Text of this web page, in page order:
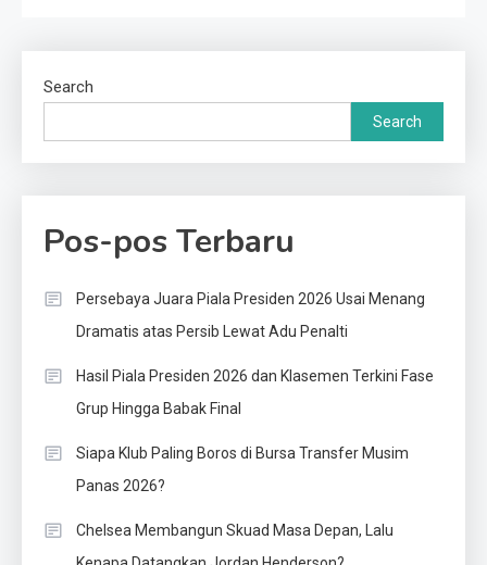
Search
Search
Pos-pos Terbaru
Persebaya Juara Piala Presiden 2026 Usai Menang
Dramatis atas Persib Lewat Adu Penalti
Hasil Piala Presiden 2026 dan Klasemen Terkini Fase
Grup Hingga Babak Final
Siapa Klub Paling Boros di Bursa Transfer Musim
Panas 2026?
Chelsea Membangun Skuad Masa Depan, Lalu